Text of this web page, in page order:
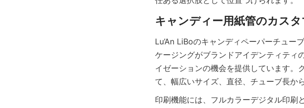
Lu’An LiBoのキャンディペーパーチュー
ケージングがブランドアイデンティティ
イゼーションの機会を提供しています。
て、幅広いサイズ、直径、チューブ長か
印刷機能には、フルカラーデジタル印刷